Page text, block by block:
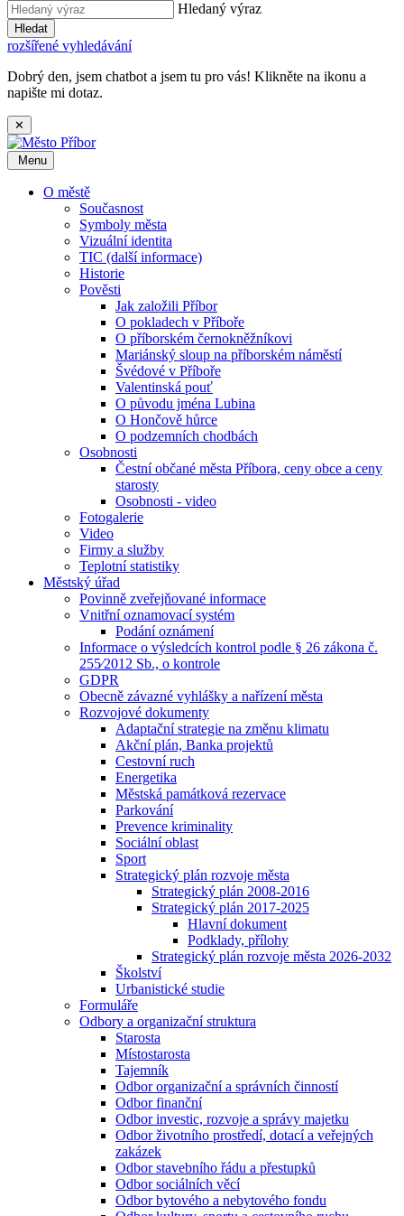
Hledaný výraz
Hledat
rozšířené vyhledávání
Dobrý den, jsem chatbot a jsem tu pro vás! Klikněte na ikonu a
napište mi dotaz.
✕
Menu
O městě
Současnost
Symboly města
Vizuální identita
TIC (další informace)
Historie
Pověsti
Jak založili Příbor
O pokladech v Příboře
O příborském černokněžníkovi
Mariánský sloup na příborském náměstí
Švédové v Příboře
Valentinská pouť
O původu jména Lubina
O Hončově hůrce
O podzemních chodbách
Osobnosti
Čestní občané města Příbora, ceny obce a ceny
starosty
Osobnosti - video
Fotogalerie
Video
Firmy a služby
Teplotní statistiky
Městský úřad
Povinně zveřejňované informace
Vnitřní oznamovací systém
Podání oznámení
Informace o výsledcích kontrol podle § 26 zákona č.
255⁄2012 Sb., o kontrole
GDPR
Obecně závazné vyhlášky a nařízení města
Rozvojové dokumenty
Adaptační strategie na změnu klimatu
Akční plán, Banka projektů
Cestovní ruch
Energetika
Městská památková rezervace
Parkování
Prevence kriminality
Sociální oblast
Sport
Strategický plán rozvoje města
Strategický plán 2008-2016
Strategický plán 2017-2025
Hlavní dokument
Podklady, přílohy
Strategický plán rozvoje města 2026-2032
Školství
Urbanistické studie
Formuláře
Odbory a organizační struktura
Starosta
Místostarosta
Tajemník
Odbor organizační a správních činností
Odbor finanční
Odbor investic, rozvoje a správy majetku
Odbor životního prostředí, dotací a veřejných
zakázek
Odbor stavebního řádu a přestupků
Odbor sociálních věcí
Odbor bytového a nebytového fondu